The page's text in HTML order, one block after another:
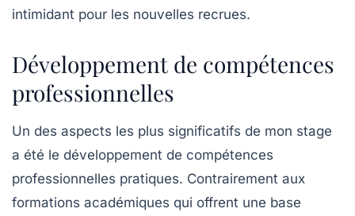
intimidant pour les nouvelles recrues.
Développement de compétences
professionnelles
Un des aspects les plus significatifs de mon stage
a été le développement de compétences
professionnelles pratiques. Contrairement aux
formations académiques qui offrent une base